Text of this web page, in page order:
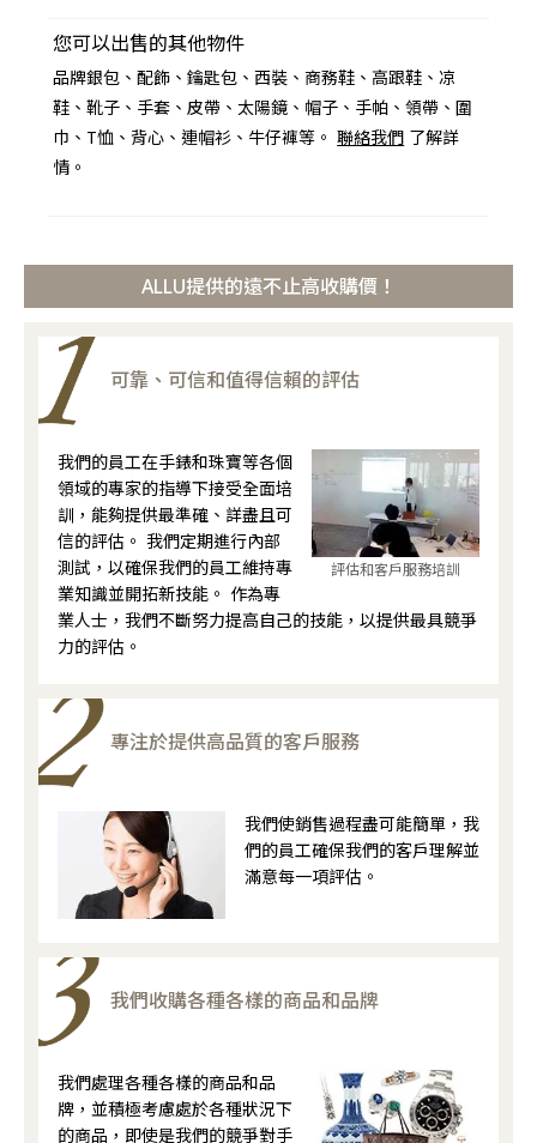
您可以出售的其他物件
品牌銀包、配飾、鑰匙包、西裝、商務鞋、高跟鞋、凉
鞋、靴子、手套、皮帶、太陽鏡、帽子、手帕、領帶、圍
巾、T恤、背心、連帽衫、牛仔褲等。聯絡我們 了解詳
情。
ALLU提供的遠不止高收購價！
可靠、可信和值得信賴的評估
評估和客戶服務培訓
我們的員工在手錶和珠寶等各個
領域的專家的指導下接受全面培
訓，能夠提供最準確、詳盡且可
信的評估。 我們定期進行內部
測試，以確保我們的員工維持專
業知識並開拓新技能。 作為專
業人士，我們不斷努力提高自己的技能，以提供最具競爭
力的評估。
專注於提供高品質的客戶服務
我們使銷售過程盡可能簡單，我
們的員工確保我們的客戶理解並
滿意每一項評估。
我們收購各種各樣的商品和品牌
我們處理各種各樣的商品和品
牌，並積極考慮處於各種狀況下
的商品，即使是我們的競爭對手